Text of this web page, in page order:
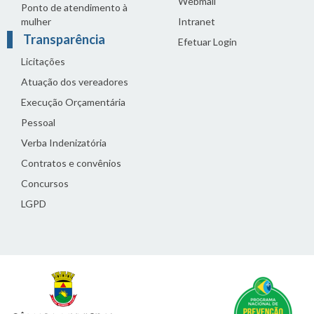
Ponto de atendimento à
mulher
Transparência
Licitações
Atuação dos vereadores
Execução Orçamentária
Pessoal
Verba Indenizatória
Contratos e convênios
Concursos
LGPD
Intranet
Efetuar Login